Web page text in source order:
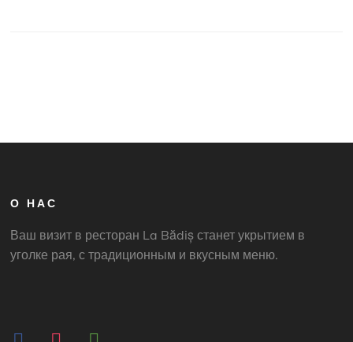
О НАС
Ваш визит в ресторан La Bădiș станет укрытием в
уголке рая, с традиционным и вкусным меню.
facebookinstagramtripadvisor